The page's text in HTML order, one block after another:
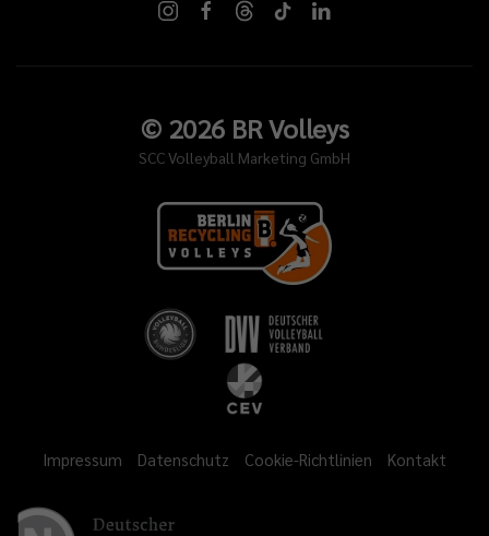
© 2026BR Volleys
SCC Volleyball Marketing GmbH
Impressum Datenschutz Cookie-Richtlinien Kontakt